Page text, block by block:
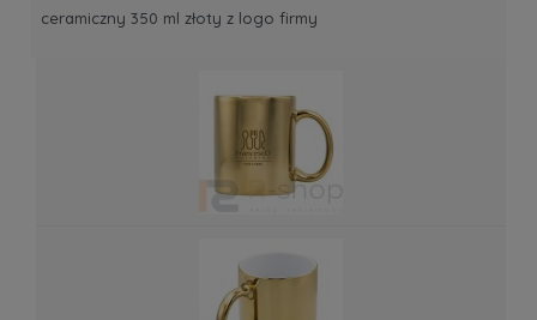
ceramiczny 350 ml złoty z logo firmy